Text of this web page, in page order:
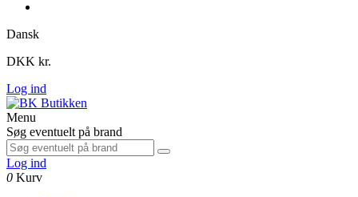
Dansk
DKK kr.
Log ind
Menu
Søg eventuelt på brand
Log ind
0 Kurv